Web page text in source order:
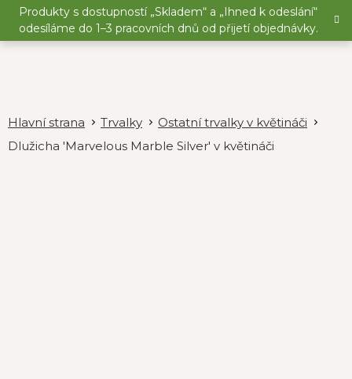
Přejít
obsah
Produkty s dostupností „Skladem“ a „Ihned k odeslání“
odesíláme do 1–3 pracovních dnů od přijetí objednávky.
Trvalky
Ostatní trvalky v květináči
Dlužicha 'Marvelous Marble Silver' v květináči